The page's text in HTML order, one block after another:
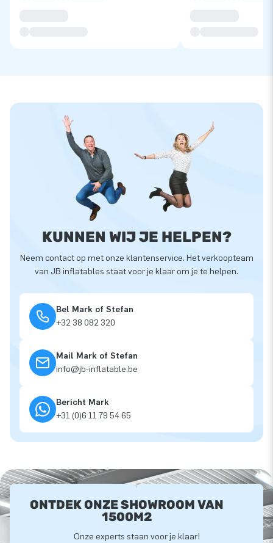
KUNNEN WIJ JE HELPEN?
Neem contact op met onze klantenservice. Het verkoopteam
van JB inflatables staat voor je klaar om je te helpen.
Bel Mark of Stefan
+32 38 082 320
Mail Mark of Stefan
info@jb-inflatable.be
Bericht Mark
+31 (0)6 11 79 54 65
ONTDEK ONZE SHOWROOM VAN
1500M2
Onze experts staan voor je klaar!